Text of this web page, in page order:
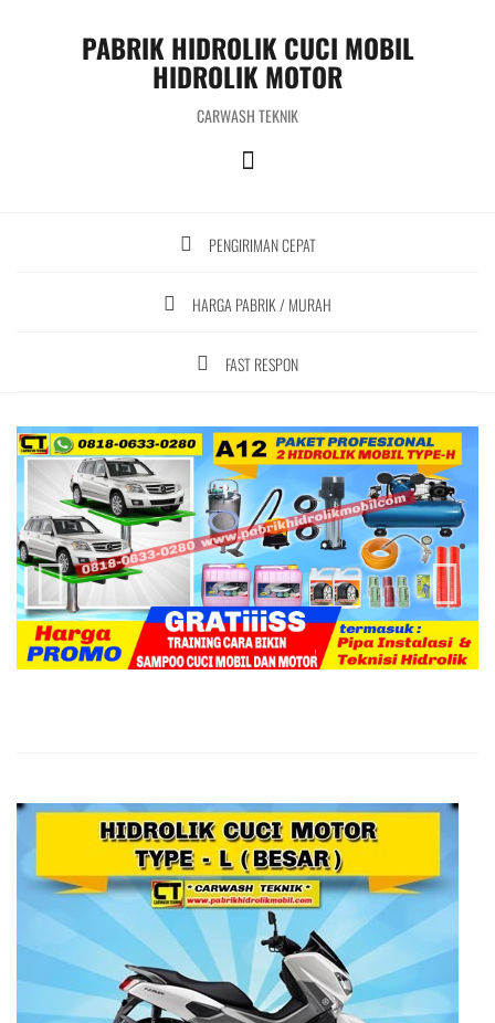
PABRIK HIDROLIK CUCI MOBIL
HIDROLIK MOTOR
CARWASH TEKNIK
PENGIRIMAN CEPAT
HARGA PABRIK / MURAH
FAST RESPON